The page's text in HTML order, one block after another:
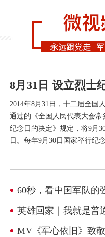
8月31日 设立烈士
2014年8月31日，十二届全国
通过的《全国人民代表大会
纪念日的决定》规定，将9月
日。每年9月30日国家举行纪
60秒，看中国军队的
英雄回家｜我就是普
MV《军心依旧》致